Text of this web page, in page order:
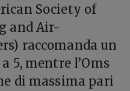
Society of
and Air-
raccomanda un
5, mentre l’Oms
di massima pari